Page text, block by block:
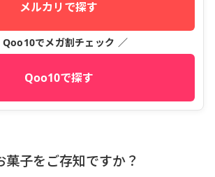
メルカリで探す
Qoo10でメガ割チェック ／
Qoo10で探す
子をご存知ですか？